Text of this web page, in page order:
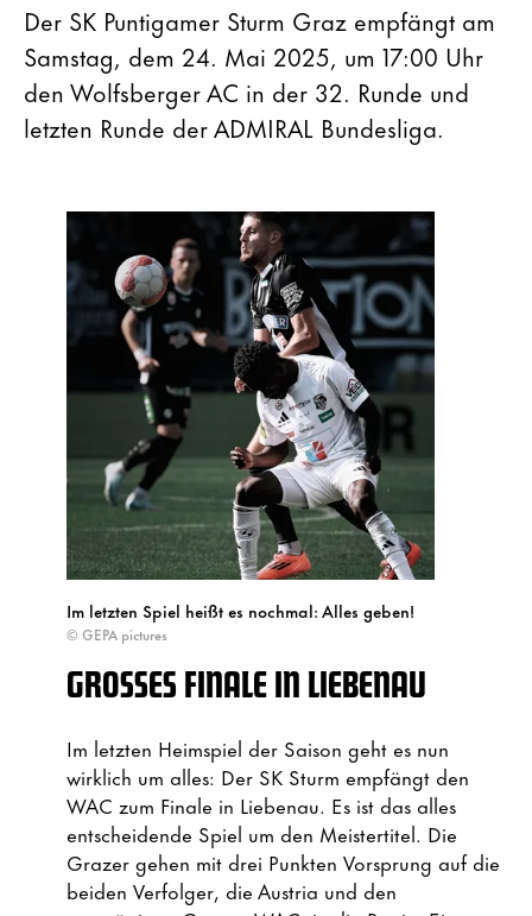
Der SK Puntigamer Sturm Graz empfängt am
Samstag, dem 24. Mai 2025, um 17:00 Uhr
den Wolfsberger AC in der 32. Runde und
letzten Runde der ADMIRAL Bundesliga.
Im letzten Spiel heißt es nochmal: Alles geben!
© GEPA pictures
GROSSES FINALE IN LIEBENAU
Im letzten Heimspiel der Saison geht es nun
wirklich um alles: Der SK Sturm empfängt den
WAC zum Finale in Liebenau. Es ist das alles
entscheidende Spiel um den Meistertitel. Die
Grazer gehen mit drei Punkten Vorsprung auf die
beiden Verfolger, die Austria und den